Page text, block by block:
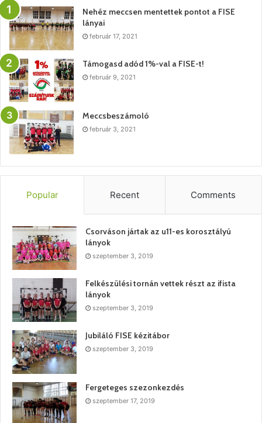
Nehéz meccsen mentettek pontot a FISE
lányai
február 17, 2021
Támogasd adód 1%-val a FISE-t!
február 9, 2021
Meccsbeszámoló
február 3, 2021
Popular Recent Comments
Csorváson jártak az u11-es korosztályú
lányok
szeptember 3, 2019
Felkészülési tornán vettek részt az ifista
lányok
szeptember 3, 2019
Jubiláló FISE kézitábor
szeptember 3, 2019
Fergeteges szezonkezdés
szeptember 17, 2019